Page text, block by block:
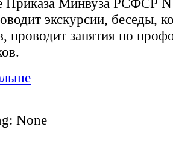
Приказа Минвуза РСФСР
экскурсии, беседы,
проводит занятия по
None